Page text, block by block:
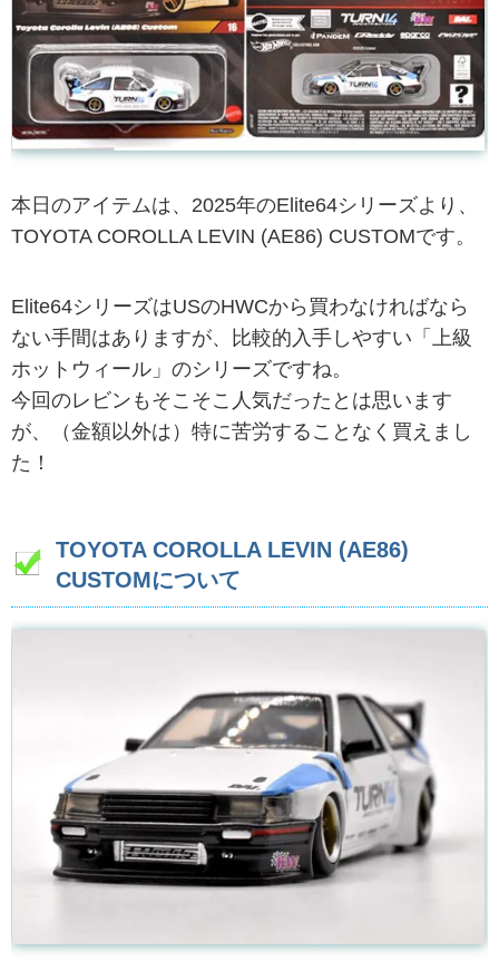
本日のアイテムは、2025年のElite64シリーズより、
TOYOTA COROLLA LEVIN (AE86) CUSTOMです。
Elite64シリーズはUSのHWCから買わなければなら
ない手間はありますが、比較的入手しやすい「上級
ホットウィール」のシリーズですね。
今回のレビンもそこそこ人気だったとは思います
が、（金額以外は）特に苦労することなく買えまし
た！
TOYOTA COROLLA LEVIN (AE86)
CUSTOMについて